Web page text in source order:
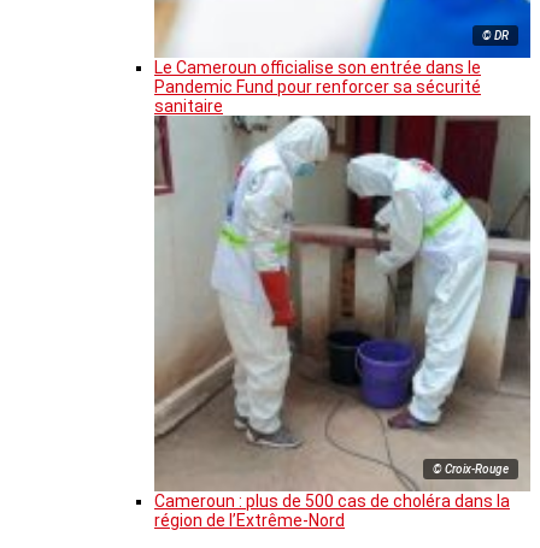
© DR
Le Cameroun officialise son entrée dans le
Pandemic Fund pour renforcer sa sécurité
sanitaire
© Croix-Rouge
Cameroun : plus de 500 cas de choléra dans la
région de l’Extrême-Nord